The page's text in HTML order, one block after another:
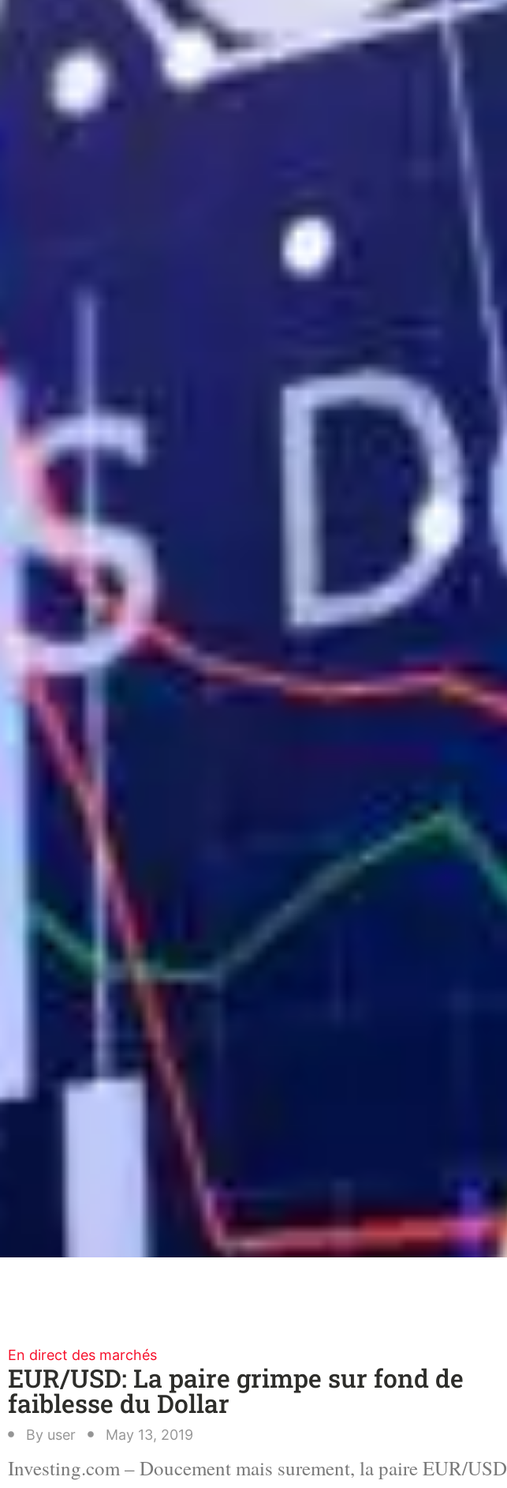
En direct des marchés
EUR/USD: La paire grimpe sur fond de
faiblesse du Dollar
By user May 13, 2019
Investing.com – Doucement mais surement, la paire EUR/USD